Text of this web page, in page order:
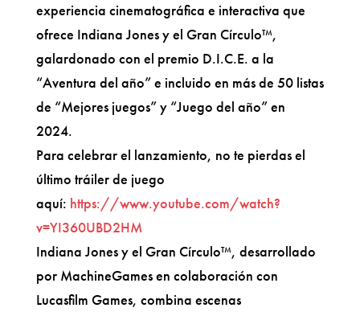
experiencia cinematográfica e interactiva que
ofrece Indiana Jones y el Gran Círculo™,
galardonado con el premio D.I.C.E. a la
“Aventura del año” e incluido en más de 50 listas
de “Mejores juegos” y “Juego del año” en
2024.
Para celebrar el lanzamiento, no te pierdas el
último tráiler de juego
aquí: https://www.youtube.com/watch?
v=YI360UBD2HM
Indiana Jones y el Gran Círculo™, desarrollado
por MachineGames en colaboración con
Lucasfilm Games, combina escenas